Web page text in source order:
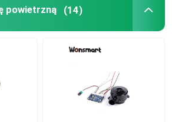
powietrzne
powietrzną (14)